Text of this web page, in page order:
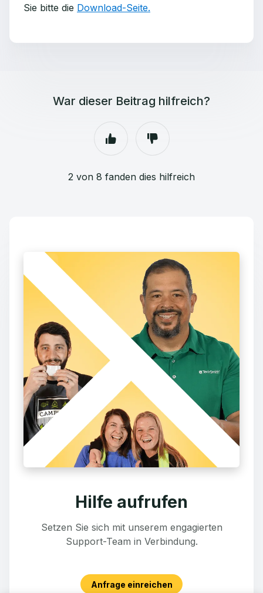
Sie bitte die Download-Seite.
War dieser Beitrag hilfreich?
2 von 8 fanden dies hilfreich
Hilfe aufrufen
Setzen Sie sich mit unserem engagierten
Support-Team in Verbindung.
Anfrage einreichen